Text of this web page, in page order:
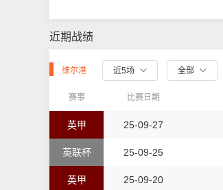
近期战绩
维尔港 近5场 全部
赛事 比赛日期
英甲 25-09-27
英联杯 25-09-25
英甲 25-09-20